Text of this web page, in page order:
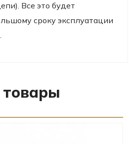
Все это будет
сроку эксплуатации